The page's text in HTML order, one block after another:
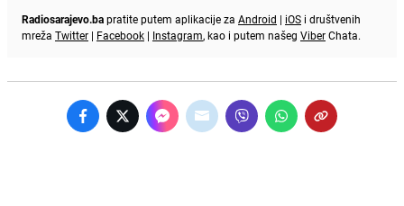
Radiosarajevo.bapratite putem aplikacije za Android | iOS i društvenih
mreža Twitter | Facebook | Instagram, kao i putem našeg ViberChata.